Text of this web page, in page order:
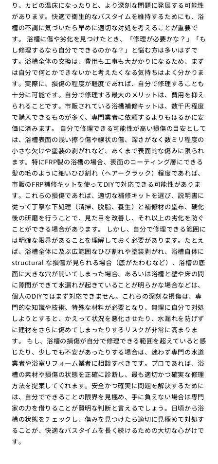
り、カビの温床になったりと、より深刻な問題に発展する可能性
があります。快適で衛生的なバスタイムを維持するためにも、浴
槽の不調に気づいたら早めに適切な対処を考えることが重要で
す。 浴槽に傷や劣化を見つけたとき、「修理が必要かな？」「も
し修理するなら自分でできるのかな？」と悩む方は多いはずで
す。浴槽全体の交換は、費用も工事も大がかりになるため、まず
は自分で何とかできないかと考えたくなる気持ちはよく分かりま
す。実際に、損傷の程度が軽度であれば、自分で修理することも
十分に可能です。自分で修理する最大のメリットは、費用を抑え
られることです。市販されている浴槽補修キットは、数千円程度
で購入できるものが多く、専門業者に依頼するよりもはるかに安
価に済みます。 自分で修理できる可能性が高い損傷の目安として
は、浴槽表面の浅い擦り傷や線状の傷、深さがなく数ミリ程度の
小さな欠けや塗装の剥がれなど、あくまで表面的な傷みに限られ
ます。特にFRP製の浴槽の場合、表面のコーティング層にできる
髪の毛のように細いひび割れ（ヘアークラック）程度であれば、
市販のFRP補修キットを使ってDIYで対応できる可能性がありま
す。これらの損傷であれば、適切な補修キットを選び、説明書に
従って丁寧な下処理（清掃、脱脂、養生）と補修材の塗布、硬化
後の研磨を行うことで、見た目を改善し、それ以上の劣化を防ぐ
ことができる場合があります。 しかし、自分で修理できる範囲に
は明確な限界があることを理解しておく必要があります。たとえ
ば、浴槽全体に及ぶ広範囲なひび割れや塗装剥がれ、浴槽自体に
structural な損傷が見られる場合（底がたわむなど）、浴槽の底
面に大きな穴が開いてしまった場合、あるいは浴槽と壁や床の間
に隙間ができて水漏れが起きていることが明らかな場合などは、
個人のDIYではまず対応できません。これらの深刻な損傷は、専
門的な知識や技術、特殊な材料が必要となり、無理に自分で対処
しようとすると、かえって状況を悪化させたり、水漏れを防げず
に建材をさらに傷めてしまったりするリスクが非常に高まりま
す。 もし、浴槽の損傷が自分で修理できる範囲を超えていると感
じたり、少しでも不安があったりする場合は、迷わず専門の水道
業者や浴室リフォーム業者に相談すべきです。プロであれば、浴
槽の素材や損傷の状態を正確に診断し、最も適切かつ確実な修理
方法を提案してくれます。安全かつ確実に問題を解決するために
は、自分でできることの限界を見極め、手に負えない場合は専門
家の力を借りることが賢明な判断と言えるでしょう。日頃から浴
槽の状態をチェックし、傷みを見つけたら適切に見極めて対処す
ることが、快適なバスタイムを長く続けるための大切な心がけで
す。